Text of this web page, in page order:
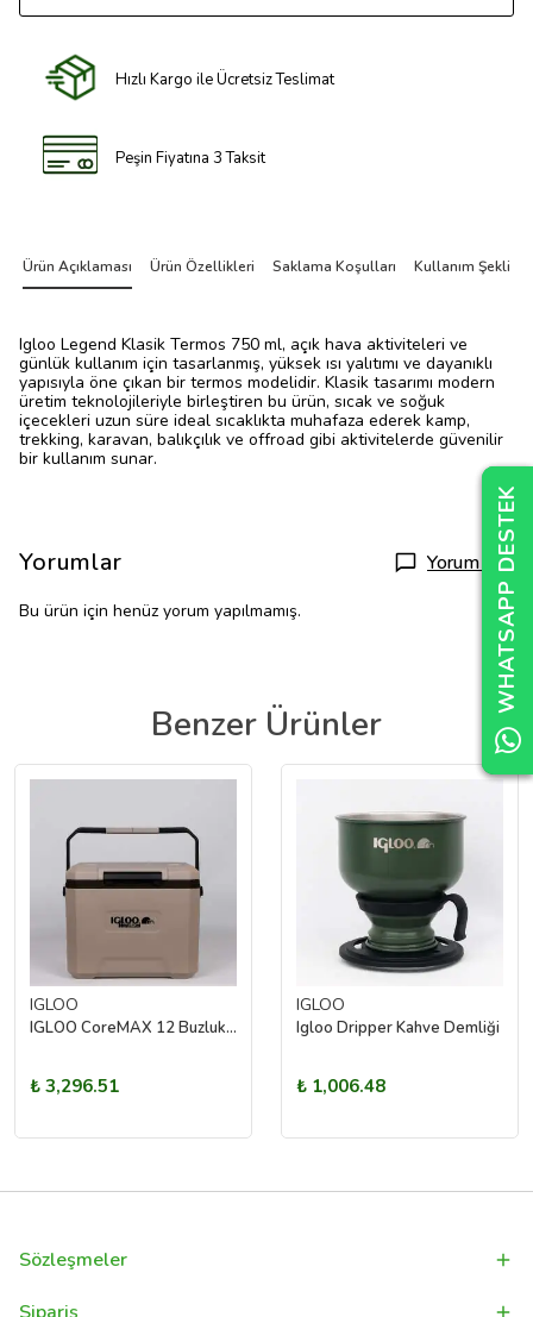
Hızlı Kargo ile Ücretsiz Teslimat
Peşin Fiyatına 3 Taksit
Ürün Açıklaması Ürün Özellikleri Saklama Koşulları Kullanım Şekli
Igloo Legend Klasik Termos 750 ml, açık hava aktiviteleri ve
günlük kullanım için tasarlanmış, yüksek ısı yalıtımı ve dayanıklı
yapısıyla öne çıkan bir termos modelidir. Klasik tasarımı modern
üretim teknolojileriyle birleştiren bu ürün, sıcak ve soğuk
içecekleri uzun süre ideal sıcaklıkta muhafaza ederek kamp,
trekking, karavan, balıkçılık ve offroad gibi aktivitelerde güvenilir
bir kullanım sunar.
Yorumlar Yorum Yap
Bu ürün için henüz yorum yapılmamış.
Benzer Ürünler
IGLOO
IGLOO CoreMAX 12 Buzluk 12 Litre
₺ 3,296.51
IGLOO
Igloo Dripper Kahve Demliği
₺ 1,006.48
Sözleşmeler
WHATSAPP DESTEK
WHATSAPP DESTEK
WHATSAPP DESTEK